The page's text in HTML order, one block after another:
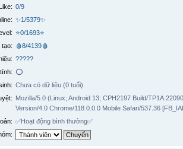
0/9
✨1/5379✨
⭐0/1693⭐
tạo:
🩸8/4139🩸
?????
⭕️
Chưa có dữ liệu (0 tuổi)
Mozilla/5.0 (Linux; Android 13; CPH2197 Build/
Version/4.0 Chrome/118.0.0.0 Mobile Safari/537.36
✅Hoạt động bình thường✅